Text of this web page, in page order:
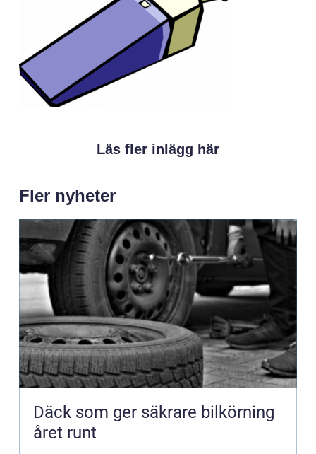
Läs fler inlägg här
Fler nyheter
Däck som ger säkrare bilkörning
året runt